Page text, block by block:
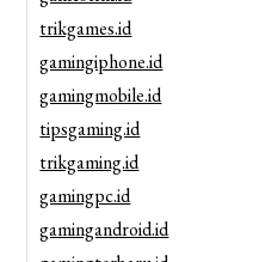
trikgames.id
gamingiphone.id
gamingmobile.id
tipsgaming.id
trikgaming.id
gamingpc.id
gamingandroid.id